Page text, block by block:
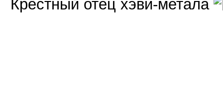
Крёстный отец хэви-метала